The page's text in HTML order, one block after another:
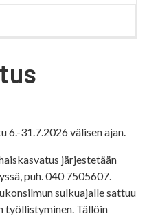
6.-31.7.2026 välisen ajan.
järjestetään
puh. 040 7505607.
sulkuajalle sattuu
työllistyminen. Tällöin